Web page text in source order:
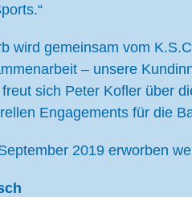
wird gemeinsam vom
– unsere
sich Peter Kofler über
Engagements für die
2019 erworben